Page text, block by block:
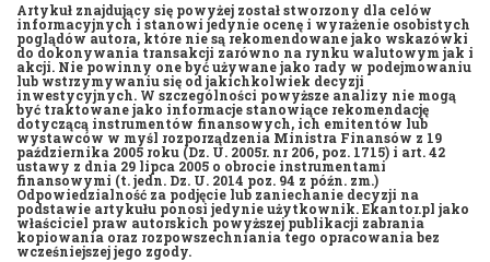
Artykuł znajdujący się powyżej został stworzony dla celów
informacyjnych i stanowi jedynie ocenę i wyrażenie osobistych
poglądów autora, które nie są rekomendowane jako wskazówki
do dokonywania transakcji zarówno na rynku walutowym jak i
akcji. Nie powinny one być używane jako rady w podejmowaniu
lub wstrzymywaniu się od jakichkolwiek decyzji
inwestycyjnych. W szczególności powyższe analizy nie mogą
być traktowane jako informacje stanowiące rekomendację
dotyczącą instrumentów finansowych, ich emitentów lub
wystawców w myśl rozporządzenia Ministra Finansów z 19
października 2005 roku (Dz. U. 2005r. nr 206, poz. 1715) i art. 42
ustawy z dnia 29 lipca 2005 o obrocie instrumentami
finansowymi (t. jedn. Dz. U. 2014 poz. 94 z późn. zm.)
Odpowiedzialność za podjęcie lub zaniechanie decyzji na
podstawie artykułu ponosi jedynie użytkownik. Ekantor.pl jako
właściciel praw autorskich powyższej publikacji zabrania
kopiowania oraz rozpowszechniania tego opracowania bez
wcześniejszej jego zgody.